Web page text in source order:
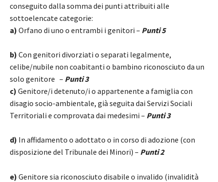
conseguito dalla somma dei punti attribuiti alle
sottoelencate categorie:
a) Orfano di uno o entrambi i genitori – Punti 5
b) Con genitori divorziati o separati legalmente,
celibe/nubile non coabitanti o bambino riconosciuto da un
solo genitore – Punti 3
c) Genitore/i detenuto/i o appartenente a famiglia con
disagio socio-ambientale, già seguita dai Servizi Sociali
Territoriali e comprovata dai medesimi – Punti 3
d) In affidamento o adottato o in corso di adozione (con
disposizione del Tribunale dei Minori) – Punti 2
e) Genitore sia riconosciuto disabile o invalido (invalidità